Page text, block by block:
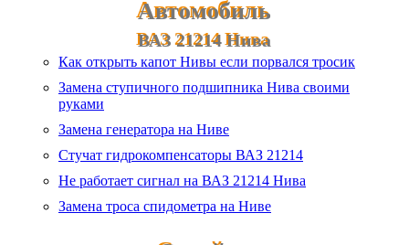
Автомобиль
ВАЗ 21214 Нива
Как открыть капот Нивы если порвался тросик
Замена ступичного подшипника Нива своими
руками
Замена генератора на Ниве
Стучат гидрокомпенсаторы ВАЗ 21214
Не работает сигнал на ВАЗ 21214 Нива
Замена троса спидометра на Ниве